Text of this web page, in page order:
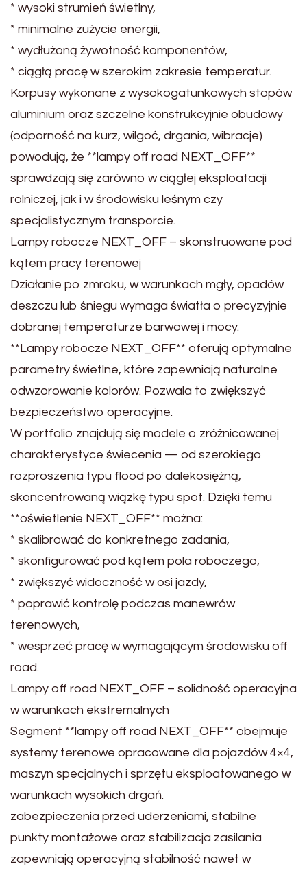
* wysoki strumień świetlny,
* minimalne zużycie energii,
* wydłużoną żywotność komponentów,
* ciągłą pracę w szerokim zakresie temperatur.
Korpusy wykonane z wysokogatunkowych stopów
aluminium oraz szczelne konstrukcyjnie obudowy
(odporność na kurz, wilgoć, drgania, wibracje)
powodują, że **lampy off road NEXT_OFF**
sprawdzają się zarówno w ciągłej eksploatacji
rolniczej, jak i w środowisku leśnym czy
specjalistycznym transporcie.
Lampy robocze NEXT_OFF – skonstruowane pod
kątem pracy terenowej
Działanie po zmroku, w warunkach mgły, opadów
deszczu lub śniegu wymaga światła o precyzyjnie
dobranej temperaturze barwowej i mocy.
**Lampy robocze NEXT_OFF** oferują optymalne
parametry świetlne, które zapewniają naturalne
odwzorowanie kolorów. Pozwala to zwiększyć
bezpieczeństwo operacyjne.
W portfolio znajdują się modele o zróżnicowanej
charakterystyce świecenia — od szerokiego
rozproszenia typu flood po dalekosiężną,
skoncentrowaną wiązkę typu spot. Dzięki temu
**oświetlenie NEXT_OFF** można:
* skalibrować do konkretnego zadania,
* skonfigurować pod kątem pola roboczego,
* zwiększyć widoczność w osi jazdy,
* poprawić kontrolę podczas manewrów
terenowych,
* wesprzeć pracę w wymagającym środowisku off
road.
Lampy off road NEXT_OFF – solidność operacyjna
w warunkach ekstremalnych
Segment **lampy off road NEXT_OFF** obejmuje
systemy terenowe opracowane dla pojazdów 4×4,
maszyn specjalnych i sprzętu eksploatowanego w
warunkach wysokich drgań.
zabezpieczenia przed uderzeniami, stabilne
punkty montażowe oraz stabilizacja zasilania
zapewniają operacyjną stabilność nawet w